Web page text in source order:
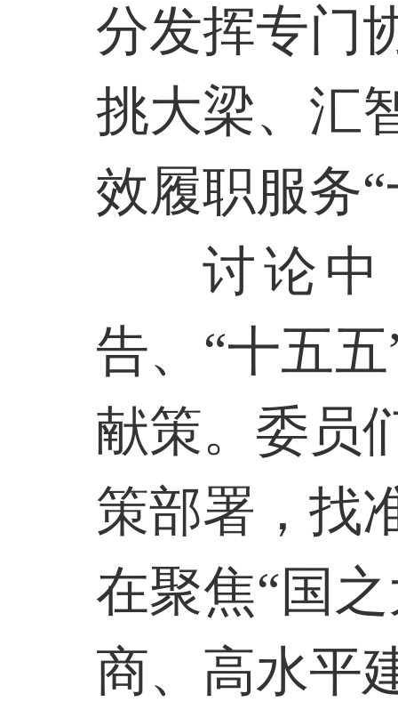
分发挥专门
挑大梁、汇
效履职服务
讨论
告、“十五
献策。委员
策部署，找
在聚焦“国
商、高水平